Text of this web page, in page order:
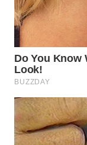
NATUNA
BINTAN
WN
WN
LIKUPANG